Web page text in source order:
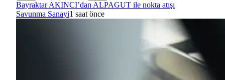
Bayraktar AKINCI’dan ALPAGUT ile nokta atışı
Savunma Sanayi1 saat önce